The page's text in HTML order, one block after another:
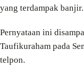
yang terdampak banjir.
Pernyataan ini
Taufikuraham pada
telpon.